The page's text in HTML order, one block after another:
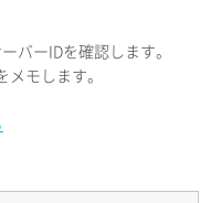
バーIDを確認します。
モします。